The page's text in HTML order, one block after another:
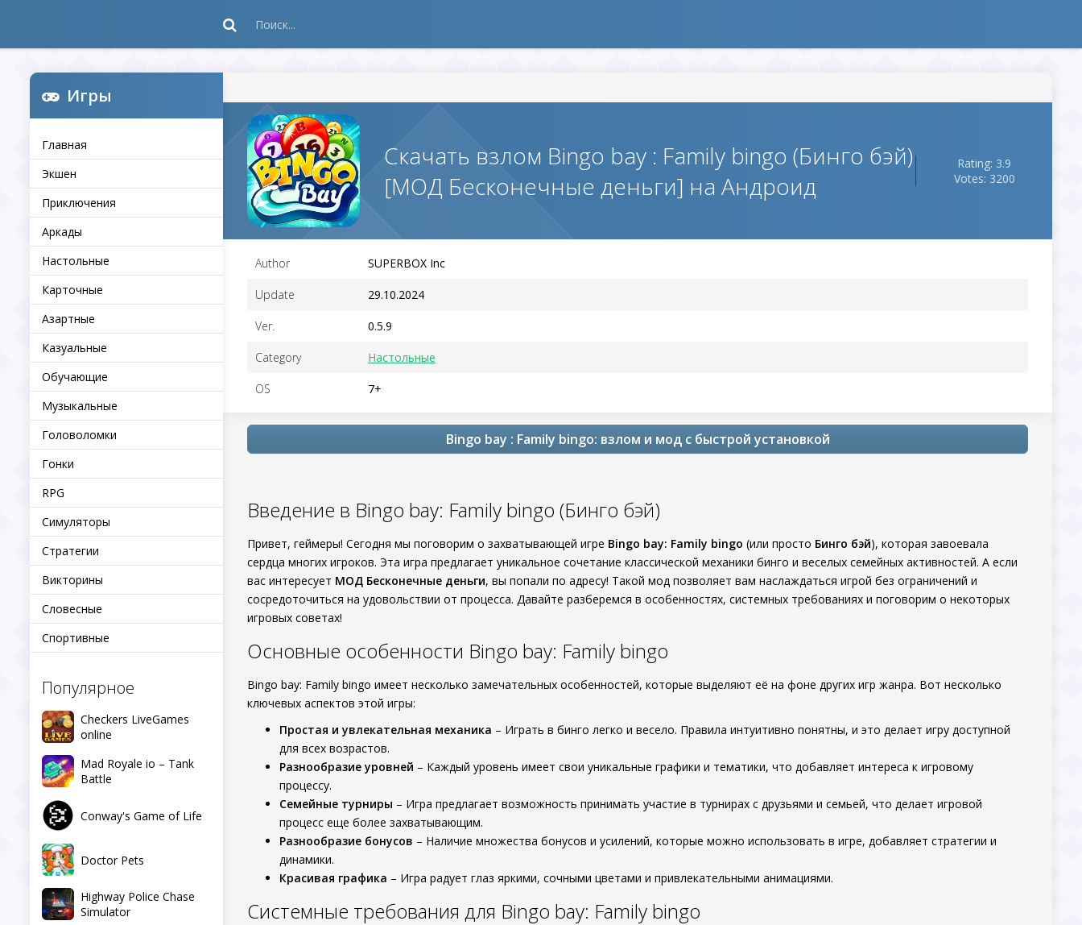
Игры
Главная
Экшен
Приключения
Аркады
Настольные
Карточные
Азартные
Казуальные
Обучающие
Музыкальные
Головоломки
Гонки
RPG
Симуляторы
Стратегии
Викторины
Словесные
Спортивные
Популярное
Checkers LiveGames
online
Mad Royale io – Tank
Battle
Conway's Game of Life
Doctor Pets
Highway Police Chase
Simulator
Скачать взлом Bingo bay : Family bingo (Бинго бэй)
[МОД Бесконечные деньги] на Андроид
Rating: 3.9
Votes: 3200
Author SUPERBOX Inc
Update 29.10.2024
Ver. 0.5.9
Category Настольные
OS 7+
Bingo bay : Family bingo: взлом и мод с быстрой установкой
Введение в Bingo bay: Family bingo (Бинго бэй)
Привет, геймеры! Сегодня мы поговорим о захватывающей игре Bingo bay: Family bingo (или просто Бинго бэй), которая завоевала
сердца многих игроков. Эта игра предлагает уникальное сочетание классической механики бинго и веселых семейных активностей. А если
вас интересует МОД Бесконечные деньги, вы попали по адресу! Такой мод позволяет вам наслаждаться игрой без ограничений и
сосредоточиться на удовольствии от процесса. Давайте разберемся в особенностях, системных требованиях и поговорим о некоторых
игровых советах!
Основные особенности Bingo bay: Family bingo
Bingo bay: Family bingo имеет несколько замечательных особенностей, которые выделяют её на фоне других игр жанра. Вот несколько
ключевых аспектов этой игры:
Простая и увлекательная механика – Играть в бинго легко и весело. Правила интуитивно понятны, и это делает игру доступной
для всех возрастов.
Разнообразие уровней – Каждый уровень имеет свои уникальные графики и тематики, что добавляет интереса к игровому
процессу.
Семейные турниры – Игра предлагает возможность принимать участие в турнирах с друзьями и семьей, что делает игровой
процесс еще более захватывающим.
Разнообразие бонусов – Наличие множества бонусов и усилений, которые можно использовать в игре, добавляет стратегии и
динамики.
Красивая графика – Игра радует глаз яркими, сочными цветами и привлекательными анимациями.
Системные требования для Bingo bay: Family bingo